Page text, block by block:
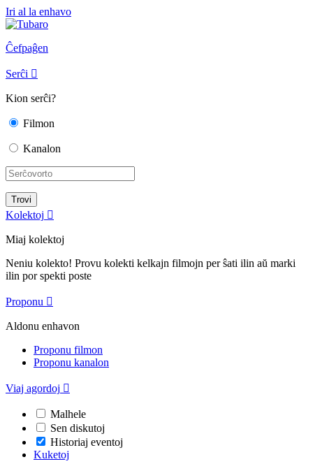
Iri al la enhavo
Ĉefpaĝen
Serĉi 
Kion serĉi?
Filmon
Kanalon
Kolektoj 
Miaj kolektoj
Neniu kolekto! Provu kolekti kelkajn filmojn per ŝati ilin aŭ marki
ilin por spekti poste
Proponu 
Aldonu enhavon
Proponu filmon
Proponu kanalon
Viaj agordoj 
Malhele
Sen diskutoj
Historiaj eventoj
Kuketoj